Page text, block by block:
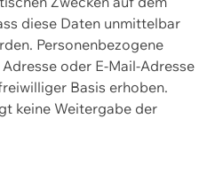
diese Daten unmittelbar
Personenbezogene
oder E-Mail-Adresse
Basis erhoben.
keine Weitergabe der